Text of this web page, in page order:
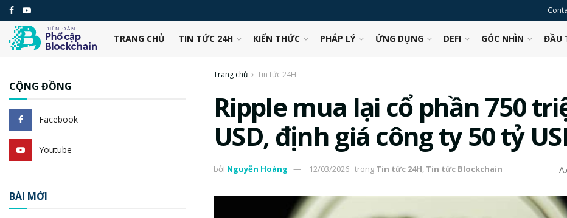
TRANG CHỦ TIN TỨC 24H KIẾN THỨC PHÁP LÝ ỨNG DỤNG DEFI GÓC NHÌN ĐẦU
Trang chủ Tin tức 24H
Ripple mua lại cổ phần 750
USD, định giá công ty 50 tỷ
bởi Nguyễn Hoàng 12/03/2026 trong Tin tức 24H, Tin tức Blockchain A
CỘNG ĐỒNG
Facebook
Youtube
BÀI MỚI